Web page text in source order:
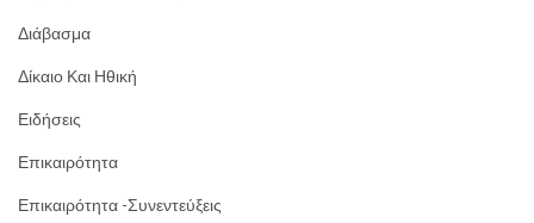
Διάβασμα
Δίκαιο Και Ηθική
Ειδήσεις
Επικαιρότητα
Επικαιρότητα -Συνεντεύξεις